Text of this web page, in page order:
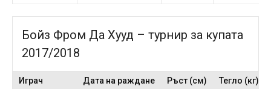
Бойз Фром Да Хууд – турнир за купата
2017/2018
Играч Дата на раждане Ръст (см) Тегло (кг)